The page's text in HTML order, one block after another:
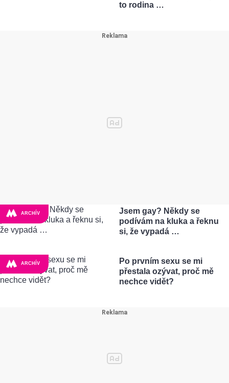
to rodina …
ARCHÍV
Jsem gay? Někdy se
podívám na kluka a řeknu
si, že vypadá …
ARCHÍV
Po prvním sexu se mi
přestala ozývat, proč mě
nechce vidět?